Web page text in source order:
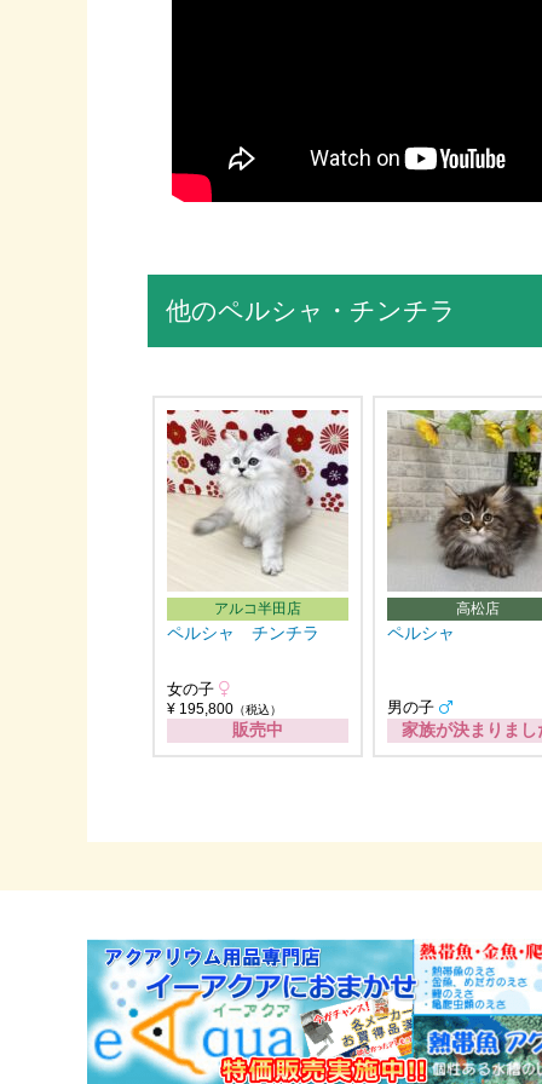
他のペルシャ・チンチラ
アルコ半田店
ペルシャ チンチラ
女の子
¥ 195,800 （税込）
販売中
高松店
ペルシャ
男の子
家族が決まりまし